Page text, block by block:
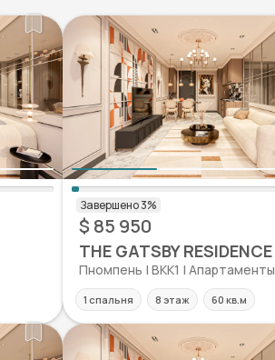
$ 85 950
THE GATSBY RESIDENCE
Пномпень | BKK1 | Апартаменты
1 спальня 8 этаж 60 кв.м